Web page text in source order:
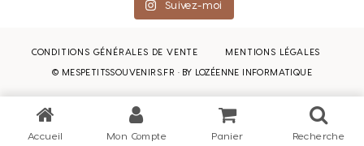
Suivez-moi
CONDITIONS GÉNÉRALES DE VENTE MENTIONS LÉGALES
© MESPETITSSOUVENIRS.FR · BY LOZÉENNE INFORMATIQUE
Accueil Mon Compte Panier Recherche